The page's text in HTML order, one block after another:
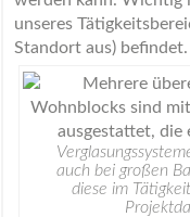
unseres
Standort aus) befindet.
auch bei großen
diese im